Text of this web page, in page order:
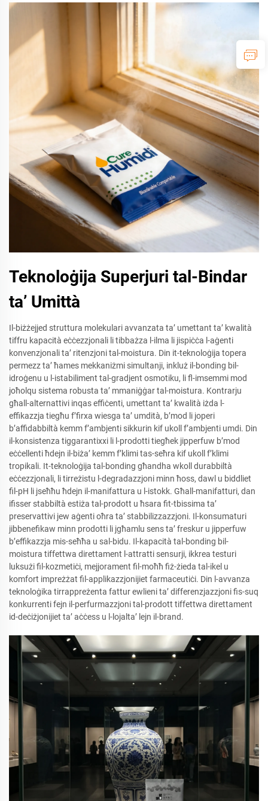
Teknoloġija Superjuri tal-Bindar
ta’ Umittà
Il-biżżejjed struttura molekulari avvanzata ta’ umettant ta’ kwalità
tiffru kapacità eċċezzjonali li tibbażza l-ilma li jispiċċa l-aġenti
konvenzjonali ta’ ritenzjoni tal-moistura. Din it-teknoloġija topera
permezz ta’ ħames mekkaniżmi simultanji, inkluż il-bonding bil-
idroġenu u l-istabiliment tal-gradjent osmotiku, li fl-imsemmi mod
joħolqu sistema robusta ta’ mmaniġġar tal-moistura. Kontrarju
għall-alternattivi inqas effiċenti, umettant ta’ kwalità iżda l-
effikazzja tiegħu f’firxa wiesga ta’ umdità, b’mod li joperi
b’affidabbiltà kemm f’ambjenti sikkurin kif ukoll f’ambjenti umdi. Din
il-konsistenza tiggarantixxi li l-prodotti tiegħek jipperfuw b’mod
eċċellenti ħdejn il-biża’ kemm f’klimi tas-seħra kif ukoll f’klimi
tropikali. It-teknoloġija tal-bonding għandha wkoll durabbiltà
eċċezzjonali, li tirreżistu l-degradazzjoni minn ħoss, dawl u biddliet
fil-pH li jseħħu ħdejn il-manifattura u l-istokk. Għall-manifatturi, dan
ifisser stabbiltà estiża tal-prodott u ħsara fit-tbissima ta’
preservattivi jew aġenti oħra ta’ stabbilizzazzjoni. Il-konsumaturi
jibbenefikaw minn prodotti li jgħamlu sens ta’ freskur u jipperfuw
b’effikazzja mis-seħħa u sal-bidu. Il-kapacità tal-bonding bil-
moistura tiffettwa direttament l-attratti sensurji, ikkrea testuri
luksużi fil-kozmetiċi, mejjorament fil-moħħ fiż-żieda tal-ikel u
komfort impreżżat fil-applikazzjonijiet farmaceutiċi. Din l-avvanza
teknoloġika tirrappreżenta fattur ewlieni ta’ differenzjazzjoni fis-suq
konkurrenti fejn il-perfurmazzjoni tal-prodott tiffettwa direttament
id-deċiżjonijiet ta’ aċċess u l-lojalta’ lejn il-brand.